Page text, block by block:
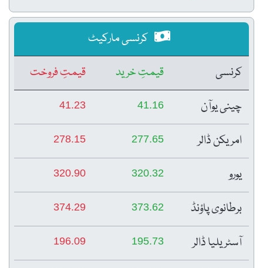
کرنسی مارکیٹ
کرنسی
قیمتِ خرید
قیمتِ فروخت
چینی یوآن
41.16
41.23
امریکن ڈالر 277.65
278.15
یورو 320.32
320.90
برطانوی پاؤنڈ 373.62
374.29
آسٹریلیا ڈالر 195.73
196.09